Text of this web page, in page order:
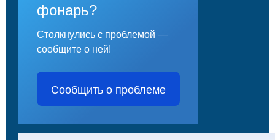
фонарь?
Столкнулись с проблемой —
сообщите о ней!
Сообщить о проблеме